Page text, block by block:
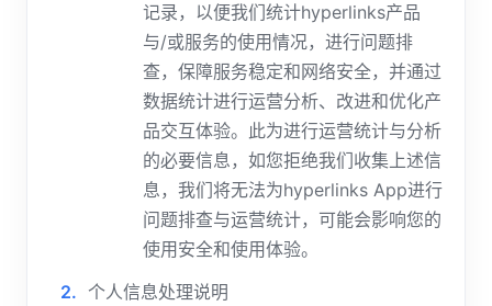
记录，以便我们统计hyperlinks产品
与/或服务的使用情况，进行问题排
查，保障服务稳定和网络安全，并通过
数据统计进行运营分析、改进和优化产
品交互体验。此为进行运营统计与分析
的必要信息，如您拒绝我们收集上述信
息，我们将无法为hyperlinks App进行
问题排查与运营统计，可能会影响您的
使用安全和使用体验。
个人信息处理说明